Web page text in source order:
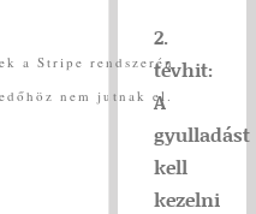
a Stripe rendszerén
nem jutnak el.
2.
tévhit:
A
gyulladást
kell
kezelni